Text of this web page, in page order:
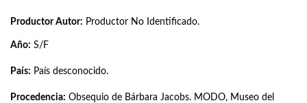
Productor Autor: Productor No Identificado.
Año: S/F
País: País desconocido.
Procedencia: Obsequio de Bárbara Jacobs. MODO, Museo del